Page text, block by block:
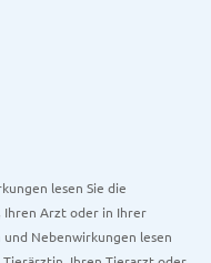
lesen Sie die
Ihren Arzt oder in Ihrer
Nebenwirkungen lesen